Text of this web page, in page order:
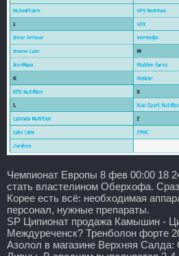
Чемпионат Европы 8 фев 00:00 18
стать властелином Оберхофа.
Корее есть всё: необходимая
персонал, нужные препараты.
SP Ципионат продажа Камышин -
Междуреченск? Тренболон форте
Азолол в магазине Верхняя Салда: